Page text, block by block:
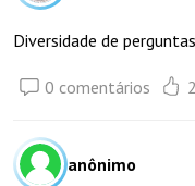
Diversidade de
0 comentários 2
anônimo